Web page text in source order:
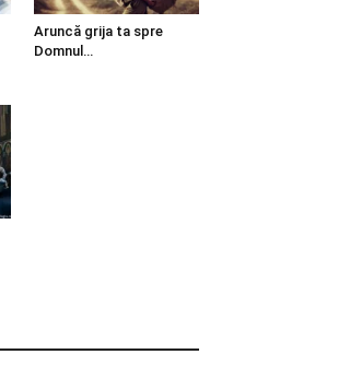
Aruncă grija ta spre
Domnul…